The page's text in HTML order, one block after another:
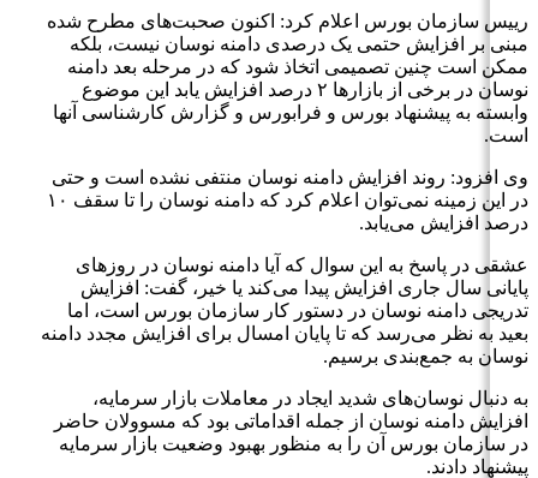
رییس سازمان بورس اعلام کرد: اکنون صحبت‌های مطرح شده
مبنی بر افزایش حتمی یک درصدی دامنه نوسان نیست، بلکه
ممکن است چنین تصمیمی اتخاذ شود که در مرحله بعد دامنه
نوسان در برخی از بازارها ۲ درصد افزایش یابد این موضوع
وابسته به پیشنهاد بورس و فرابورس و گزارش کارشناسی آنها
است.
وی افزود: روند افزایش دامنه نوسان منتفی نشده است و حتی
در این زمینه نمی‌توان اعلام کرد که دامنه نوسان را تا سقف ۱۰
درصد افزایش می‌یابد.
عشقی در پاسخ به این سوال که آیا دامنه نوسان در روزهای
پایانی سال جاری افزایش پیدا می‌کند یا خیر، گفت: افزایش
تدریجی دامنه نوسان در دستور کار سازمان بورس است، اما
بعید به نظر می‌رسد که تا پایان امسال برای افزایش مجدد دامنه
نوسان به جمع‌بندی برسیم.
به دنبال نوسان‌های شدید ایجاد در معاملات بازار سرمایه،
افزایش دامنه نوسان از جمله اقداماتی بود که مسوولان حاضر
در سازمان بورس آن را به منظور بهبود وضعیت بازار سرمایه
پیشنهاد دادند.